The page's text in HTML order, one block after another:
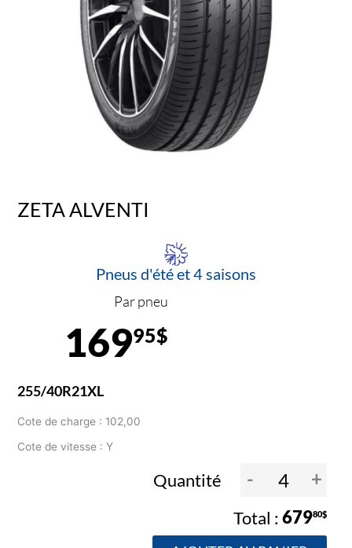
ZETA ALVENTI
Pneus d'été et 4 saisons
Par pneu
16995$
255/40R21XL
Cote de charge : 102,00
Cote de vitesse : Y
Quantité - +
67980$